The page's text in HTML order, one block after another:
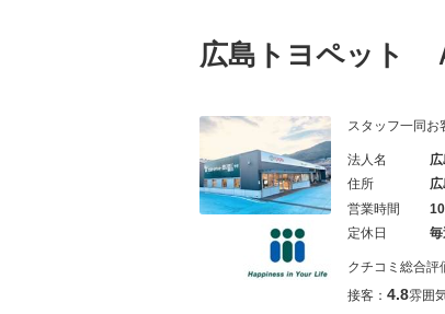
広島トヨペット
スタッフ一同お
法人名
住所
営業時間
定休日
クチコミ総合評
接客： 4.8雰囲